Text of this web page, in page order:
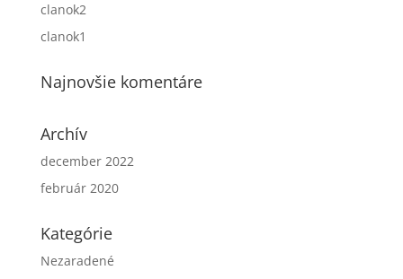
clanok2
clanok1
Najnovšie komentáre
Archív
december 2022
február 2020
Kategórie
Nezaradené